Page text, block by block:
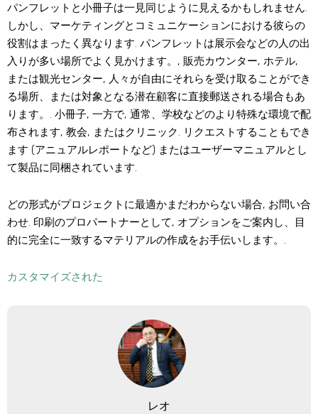
パンフレットと小冊子は一見同じように見えるかもしれません.
しかし、マーケティングとコミュニケーションにおける彼らの
役割はまったく異なります. パンフレットは展示会などの人の出
入りが多い場所でよく見かけます。, 販売カウンター, ホテル,
または観光センター, 人々が自由にそれらを受け取ることができ
る場所、または対象となる潜在顧客に直接郵送される場合もあ
ります。. 小冊子, 一方で, 通常、学校などのより特殊な環境で配
布されます, 教会, またはクリニック. リクエストすることもでき
ます (アニュアルレポートなど) またはユーザーマニュアルとし
て製品に同梱されています.
どの形式がプロジェクトに最適かまだわからない場合, お問い合
わせ. 印刷のプロパートナーとして, オプションをご案内し、目
的に完全に一致するマテリアルの作成をお手伝いします。.
カスタマイズされた
レオ